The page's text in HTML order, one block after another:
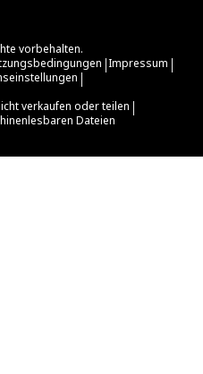
vorbehalten.
|Impressum |
|
verkaufen oder teilen |
Dateien